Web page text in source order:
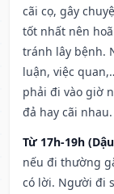
cãi cọ, gây
tốt nhất nên
tránh lây bệnh.
luận, việc
phải đi vào giờ
đả hay cãi nhau.
Từ 17h-19h
nếu đi thường
có lời. Người đi